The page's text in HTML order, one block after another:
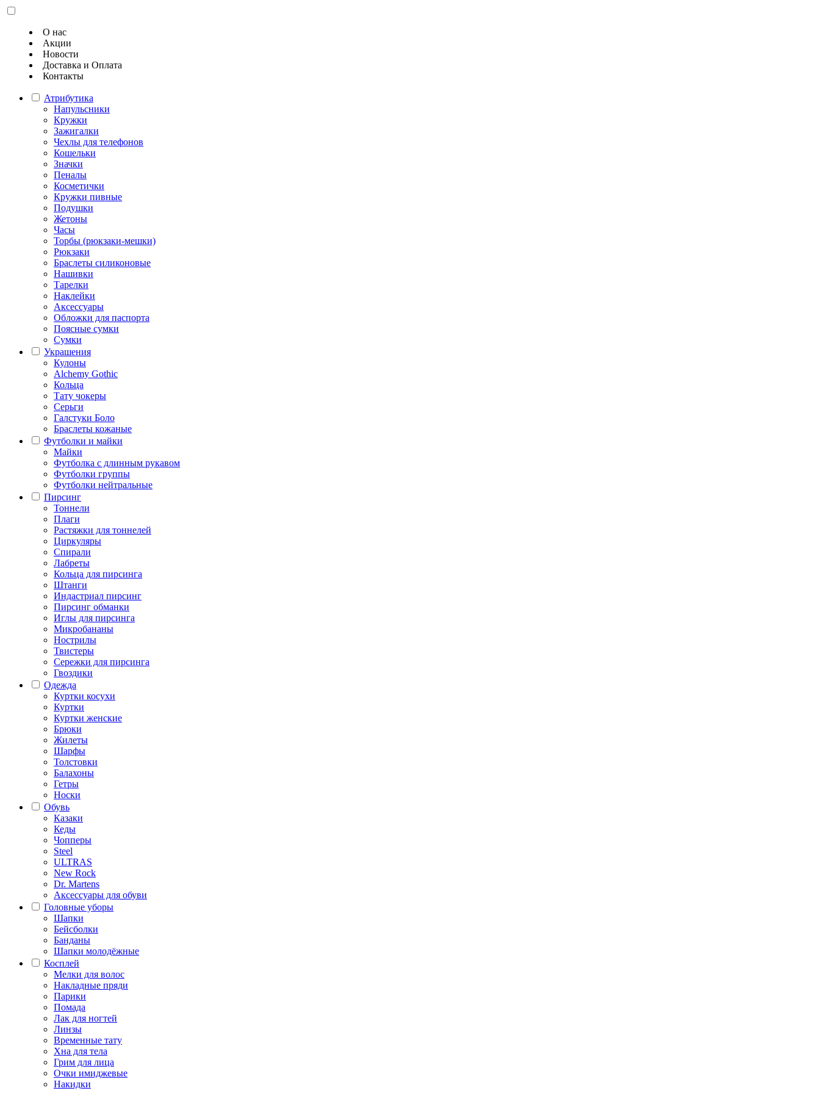
О нас
Акции
Новости
Доставка и Оплата
Контакты
Атрибутика
Напульсники
Кружки
Зажигалки
Чехлы для телефонов
Кошельки
Значки
Пеналы
Косметички
Кружки пивные
Подушки
Жетоны
Часы
Торбы (рюкзаки-мешки)
Рюкзаки
Браслеты силиконовые
Нашивки
Тарелки
Наклейки
Аксессуары
Обложки для паспорта
Поясные сумки
Сумки
Украшения
Кулоны
Alchemy Gothic
Кольца
Тату чокеры
Серьги
Галстуки Боло
Браслеты кожаные
Футболки и майки
Майки
Футболка с длинным рукавом
Футболки группы
Футболки нейтральные
Пирсинг
Тоннели
Плаги
Растяжки для тоннелей
Циркуляры
Спирали
Лабреты
Кольца для пирсинга
Штанги
Индастриал пирсинг
Пирсинг обманки
Иглы для пирсинга
Микробананы
Нострилы
Твистеры
Сережки для пирсинга
Гвоздики
Одежда
Куртки косухи
Куртки
Куртки женские
Брюки
Жилеты
Шарфы
Толстовки
Балахоны
Гетры
Носки
Обувь
Казаки
Кеды
Чопперы
Steel
ULTRAS
New Rock
Dr. Martens
Аксессуары для обуви
Головные уборы
Шапки
Бейсболки
Банданы
Шапки молодёжные
Косплей
Мелки для волос
Накладные пряди
Парики
Помада
Лак для ногтей
Линзы
Временные тату
Хна для тела
Грим для лица
Очки имиджевые
Накидки